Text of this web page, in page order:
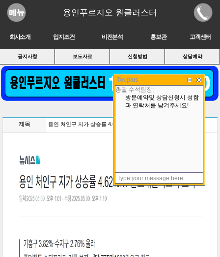
용인푸르지오 원클러스터
회사소개 입지조건 비전분석 홍보관 고객센터
공지사항 보도자료 신청방법 상담예약
제목 용인 처인구 지가 상승률 4.62%…"반도체클러스터 효과"
Tocplus